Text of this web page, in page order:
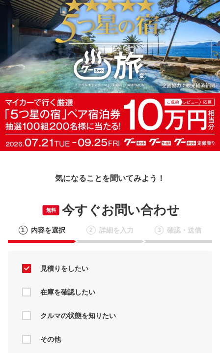
気になることを聞いてみよう！
無料 今すぐお問い合わせ
1 内容を選択 2 詳細を入力 3 確認・送信
見積りをしたい
在庫を確認したい
クルマの状態を知りたい
その他